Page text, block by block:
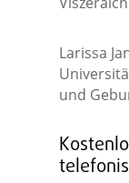
Larissa
und